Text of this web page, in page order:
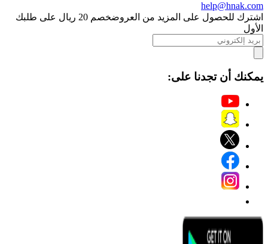
help@hnak.com
اشترك للحصول على المزيد من العروض
خصم 20 ريال على طلبك
الأول
يمكنك أن تجدنا على: